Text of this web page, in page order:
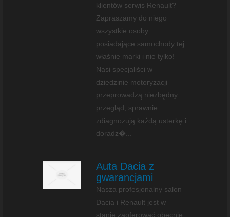
klientów serwis Renault?
Zapraszamy do niego
wszystkie osoby
posiadające samochody tej
właśnie marki i nie tylko!
Nasi specjaliści w
dziedzinie motoryzacji
przeprowadzą niezbędny
przegląd, sprawnie
zdiagnozują każdą usterkę i
doradz�...
Auta Dacia z
gwarancjami
Nasza profesjonalny salon
Dacia i Renault jest w
stanie zaoferować obecnie